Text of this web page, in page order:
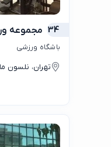
34 مجموعه
باشگاه ورزشی
تهران، نلسون